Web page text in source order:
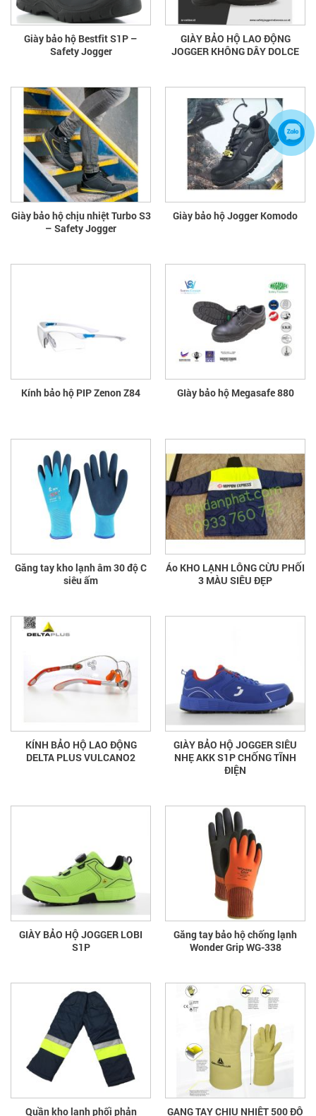
Giày bảo hộ Bestfit S1P –
Safety Jogger
GIÀY BẢO HỘ LAO ĐỘNG
JOGGER KHÔNG DÂY DOLCE
Giày bảo hộ chịu nhiệt Turbo S3
– Safety Jogger
Giày bảo hộ Jogger Komodo
Kính bảo hộ PIP Zenon Z84 GIày bảo hộ Megasafe 880
Găng tay kho lạnh âm 30 độ C
siêu ấm
Áo KHO LẠNH LÔNG CỪU PHỐI
3 MÀU SIÊU ĐẸP
KÍNH BẢO HỘ LAO ĐỘNG
DELTA PLUS VULCANO2
GIÀY BẢO HỘ JOGGER SIÊU
NHẸ AKK S1P CHỐNG TĨNH
ĐIỆN
GIÀY BẢO HỘ JOGGER LOBI
S1P
Găng tay bảo hộ chống lạnh
Wonder Grip WG-338
Quần kho lạnh phối phản GANG TAY CHỊU NHIỆT 500 ĐỘ